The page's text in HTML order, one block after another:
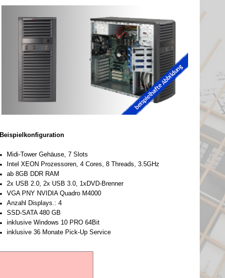
Beispielkonfiguration
Midi-Tower Gehäuse, 7 Slots
Intel XEON Prozessoren, 4 Cores, 8 Threads, 3.5GHz
ab 8GB DDR RAM
2x USB 2.0, 2x USB 3.0, 1xDVD-Brenner
VGA PNY NVIDIA Quadro M4000
Anzahl Displays.: 4
SSD-SATA 480 GB
inklusive Windows 10 PRO 64Bit
inklusive 36 Monate Pick-Up Service